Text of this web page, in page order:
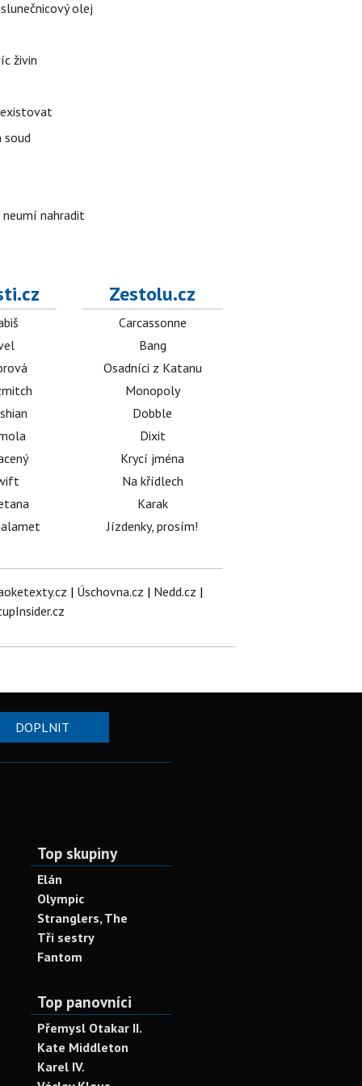
olej
živin
existovat
soud
nahradit
Zestolu.cz
Carcassonne
Bang
Osadníci z Katanu
Monopoly
Dobble
Dixit
Krycí jména
Na křídlech
Karak
Jízdenky, prosím!
| Úschovna.cz | Nedd.cz |
DOPLNIT
Top skupiny
Elán
Olympic
Stranglers, The
Tři sestry
Fantom
Top panovníci
Přemysl Otakar II.
Kate Middleton
Karel IV.